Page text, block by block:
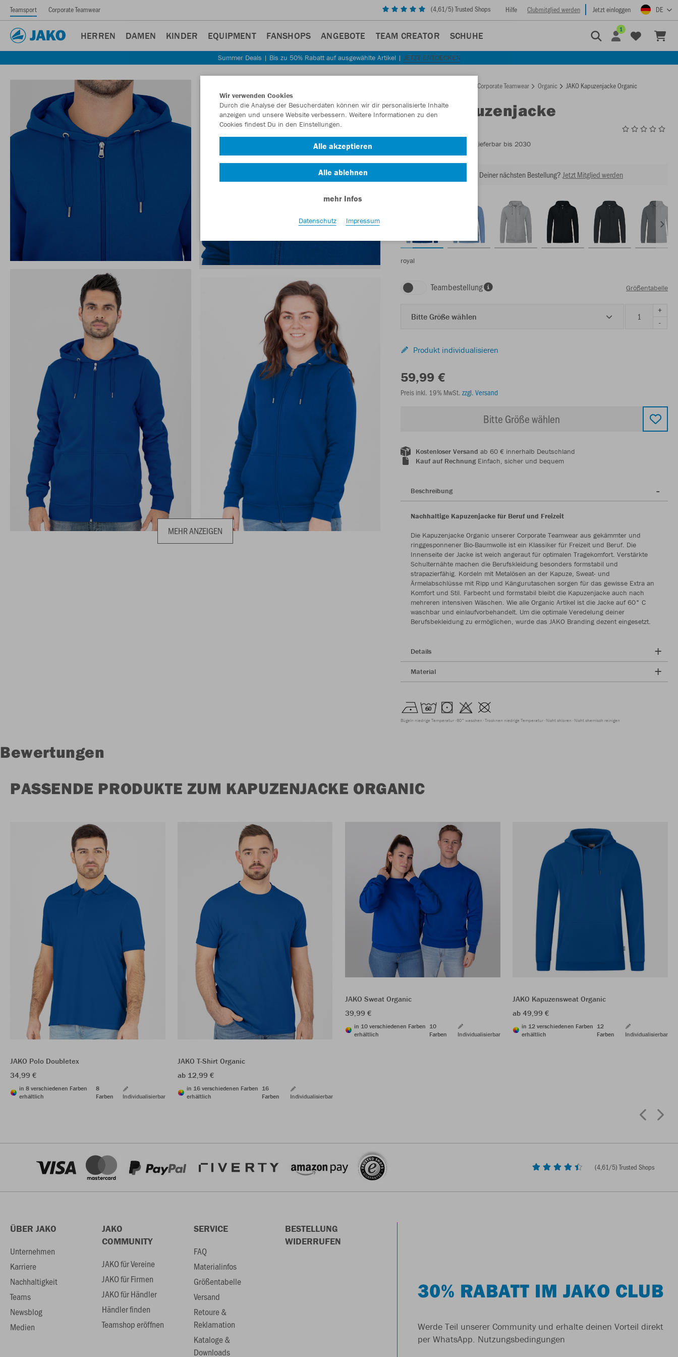
Teamsport Corporate Teamwear (4,61/5) Trusted Shops Hilfe Clubmitglied werden Jetzt einloggen DE
HERREN DAMEN KINDER EQUIPMENT FANSHOPS ANGEBOTE TEAM CREATOR SCHUHE
1
Summer Deals | Bis zu 50% Rabatt auf ausgewählte Artikel | JETZT ENTDECKEN
MEHR ANZEIGEN
Corporate Teamwear Organic JAKO Kapuzenjacke Organic
JAKOKapuzenjacke
- Lieferbar bis 2030
Lust auf 30% Rabatt bei Deiner nächsten Bestellung? Jetzt Mitglied werden
royal
Teambestellung Größentabelle
Bitte Größe wählen
+
-
Produkt individualisieren
59,99 €
Preis inkl. 19% MwSt. zzgl. Versand
Bitte Größe wählen
Kostenloser Versand ab 60 € innerhalb Deutschland
Kauf auf RechnungEinfach, sicher und bequem
Beschreibung
Nachhaltige Kapuzenjacke für Beruf und Freizeit
Die Kapuzenjacke Organic unserer Corporate Teamwear aus gekämmter und
ringgesponnener Bio-Baumwolle ist ein Klassiker für Freizeit und Beruf. Die
Innenseite der Jacke ist weich angeraut für optimalen Tragekomfort. Verstärkte
Schulternähte machen die Berufskleidung besonders formstabil und
strapazierfähig. Kordeln mit Metalösen an der Kapuze, Sweat- und
Ärmelabschlüsse mit Ripp und Kängurutaschen sorgen für das gewisse Extra an
Komfort und Stil. Farbecht und formstabil bleibt die Kapuzenjacke auch nach
mehreren intensiven Wäschen. Wie alle Organic Artikel ist die Jacke auf 60° C
waschbar und einlaufvorbehandelt. Um die optimale Veredelung deiner
Berufsbekleidung zu ermöglichen, wurde das JAKO Branding dezent eingesetzt.
Details
Material
Bügeln niedrige Temperatur 60° waschen Trocknen niedrige Temperatur Nicht chloren Nicht chemisch reinigen
Bewertungen
PASSENDE PRODUKTE ZUM KAPUZENJACKE ORGANIC
JAKO Polo Doubletex
34,99 €
in 8 verschiedenen Farben
erhältlich
8
Farben
Individualisierbar
JAKO T-Shirt Organic
ab 12,99 €
in 16 verschiedenen Farben
erhältlich
16
Farben
Individualisierbar
JAKO Sweat Organic
39,99 €
in 10 verschiedenen Farben
erhältlich
10
Farben
Individualisierbar
JAKO Kapuzensweat Organic
ab 49,99 €
in 12 verschiedenen Farben
erhältlich
12
Farben
Individualisierbar
(4,61/5) Trusted Shops
ÜBER JAKO
Unternehmen
Karriere
Nachhaltigkeit
Teams
Newsblog
Medien
JAKO
COMMUNITY
JAKO für Vereine
JAKO für Firmen
JAKO für Händler
Händler finden
Teamshop eröffnen
SERVICE
FAQ
Materialinfos
Größentabelle
Versand
Retoure &
Reklamation
Kataloge &
Downloads
BESTELLUNG
WIDERRUFEN
30% RABATT IM JAKO CLUB
Werde Teil unserer Community und erhalte deinen Vorteil direkt
per WhatsApp. Nutzungsbedingungen
Wir verwenden Cookies
Durch die Analyse der Besucherdaten können wir dir personalisierte Inhalte
anzeigen und unsere Website verbessern. Weitere Informationen zu den
Cookies findest Du in den Einstellungen.
Alle akzeptieren
Alle ablehnen
mehr Infos
Datenschutz Impressum